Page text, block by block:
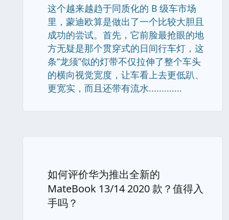
这个越来越趋于同质化的 B 级车市场
里，蒙迪欧算是做出了一个比较大胆且
成功的尝试。首先，它前脸最抢眼的地
方无疑是那个贯穿式的日间行车灯，这
条“龙须”似的灯带不仅拉伸了整个车头
的横向视觉宽度，让车看上去更低趴、
更宽实，而且还带有流水.............
如何评价华为推出全新的
MateBook 13/14 2020 款？值得入
手吗？